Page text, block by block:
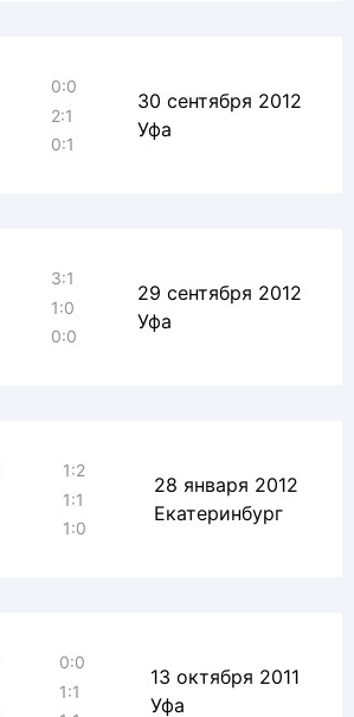
0:0
2:1
0:1
30 сентября 2012
Уфа
3:1
1:0
0:0
29 сентября 2012
Уфа
1:2
1:1
1:0
28 января 2012
Екатеринбург
0:0
1:1
13 октября 2011
Уфа